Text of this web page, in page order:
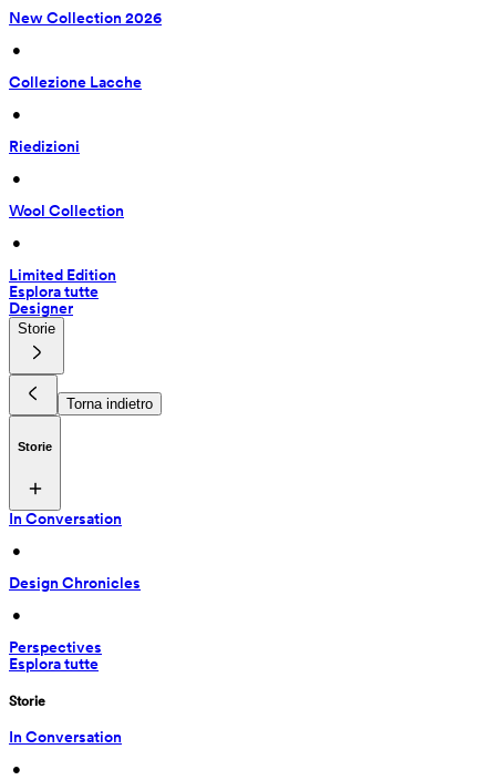
New Collection 2026
•
Collezione Lacche
•
Riedizioni
•
Wool Collection
•
Limited Edition
Esplora tutte
Designer
Storie
Torna indietro
Storie
In Conversation
•
Design Chronicles
•
Perspectives
Esplora tutte
Storie
In Conversation
•